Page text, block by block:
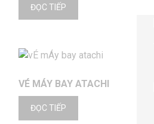
ĐỌC TIẾP
VÉ MÁY BAY ATACHI
ĐỌC TIẾP